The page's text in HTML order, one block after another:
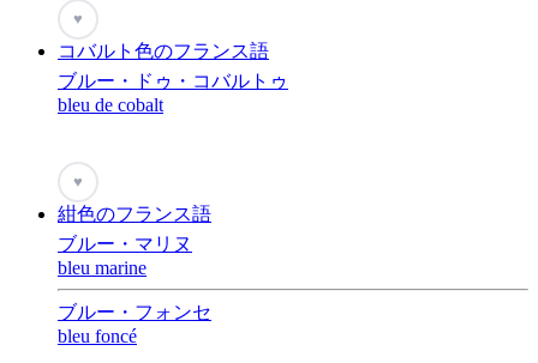
♥
コバルト色のフランス語
ブルー・ドゥ・コバルトゥ
bleu de cobalt
♥
紺色のフランス語
ブルー・マリヌ
bleu marine
ブルー・フォンセ
bleu foncé